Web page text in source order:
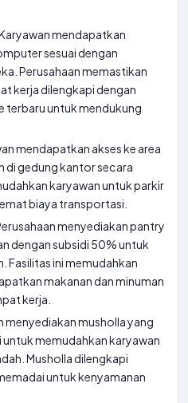
mendapatkan
sesuai dengan
Perusahaan memastikan
kerja dilengkapi dengan
terbaru untuk mendukung
mendapatkan akses ke area
di gedung kantor secara
karyawan untuk parkir
biaya transportasi.
menyediakan pantry
dengan subsidi 50% untuk
Fasilitas ini memudahkan
makanan dan minuman
kerja.
menyediakan musholla yang
untuk memudahkan karyawan
Musholla dilengkapi
untuk kenyamanan